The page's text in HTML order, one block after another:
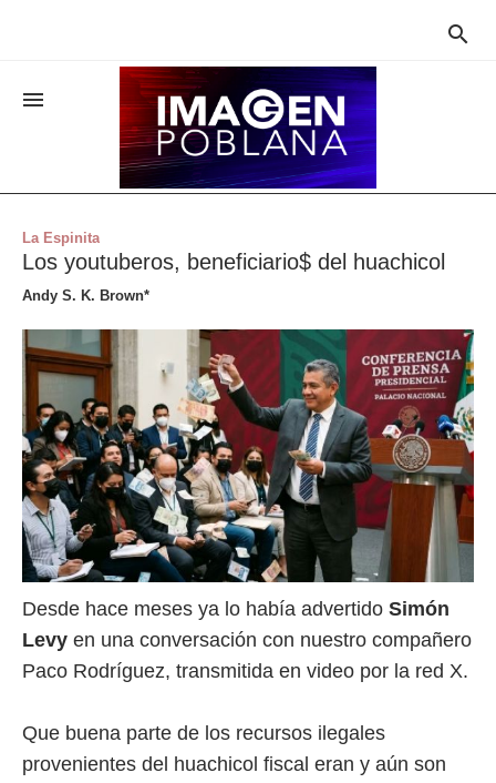


La Espinita
Los youtuberos, beneficiario$ del huachicol
Andy S. K. Brown*
Desde hace meses ya lo había advertido Simón
Levy en una conversación con nuestro compañero
Paco Rodríguez, transmitida en video por la red X.
Que buena parte de los recursos ilegales
provenientes del huachicol fiscal eran y aún son